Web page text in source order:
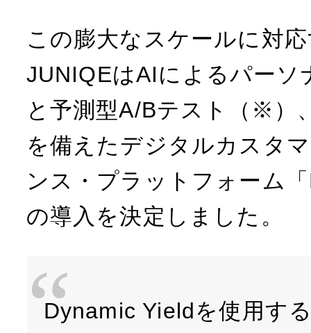
この膨大なスケールに対
JUNIQEはAIによるパーソ
と予測型A/Bテスト（※）
を備えたデジタルカスタ
ンス・プラットフォーム
の導入を決定しました。
Dynamic Yieldを使用す